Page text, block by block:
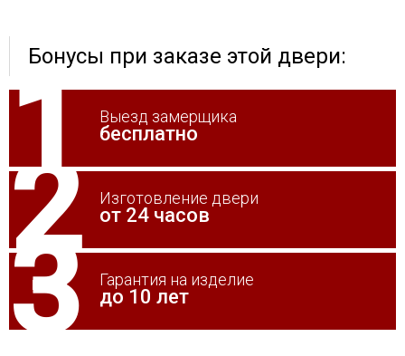
Бонусы при заказе этой двери:
Выезд замерщика
бесплатно
Изготовление двери
от 24 часов
Гарантия на изделие
до 10 лет